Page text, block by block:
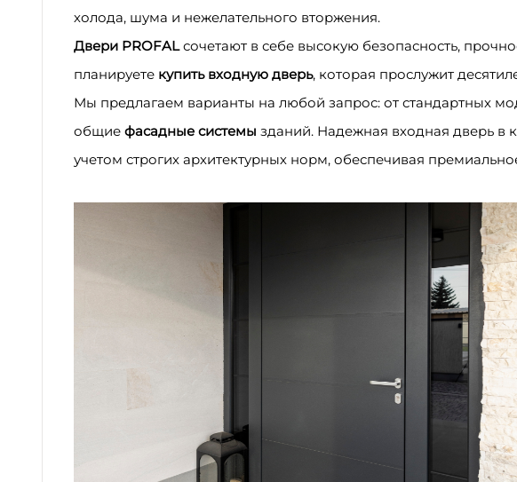
холода, шума и нежелательного вторжения.
Двери PROFALсочетают в себе высокую безопасность,
планируете купить входную дверь, которая прослужит
Мы предлагаем варианты на любой запрос: от стандартных
общиефасадные системы зданий. Надежная входная дверь в
учетом строгих архитектурных норм, обеспечивая